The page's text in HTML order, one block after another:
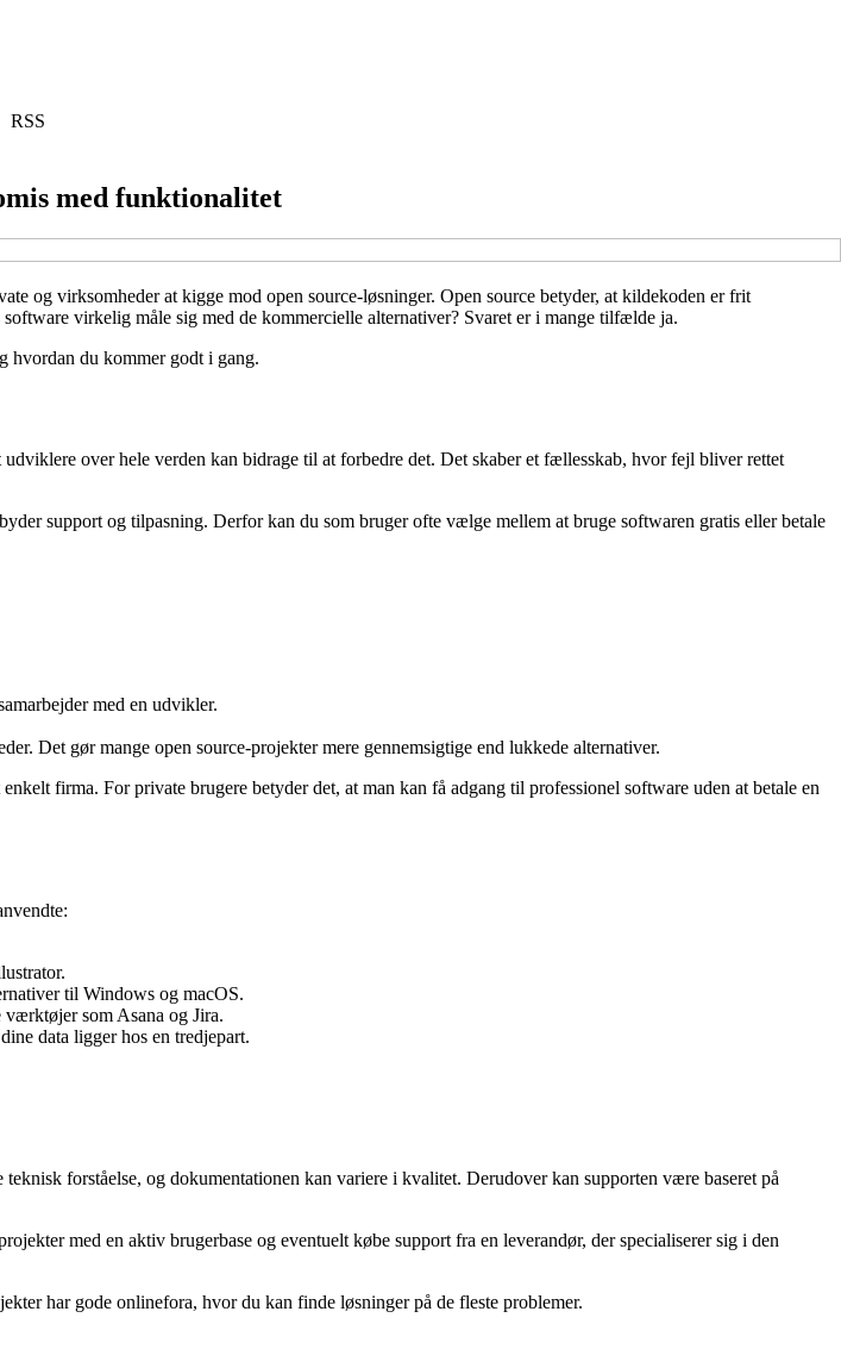
RSS
med funktionalitet
og virksomheder at kigge mod open source-løsninger. Open source betyder, at kildekoden er frit
virkelig måle sig med de kommercielle alternativer? Svaret er i mange tilfælde ja.
hvordan du kommer godt i gang.
over hele verden kan bidrage til at forbedre det. Det skaber et fællesskab, hvor fejl bliver rettet
support og tilpasning. Derfor kan du som bruger ofte vælge mellem at bruge softwaren gratis eller betale
med en udvikler.
Det gør mange open source-projekter mere gennemsigtige end lukkede alternativer.
firma. For private brugere betyder det, at man kan få adgang til professionel software uden at betale en
til Windows og macOS.
som Asana og Jira.
data ligger hos en tredjepart.
forståelse, og dokumentationen kan variere i kvalitet. Derudover kan supporten være baseret på
med en aktiv brugerbase og eventuelt købe support fra en leverandør, der specialiserer sig i den
har gode onlinefora, hvor du kan finde løsninger på de fleste problemer.